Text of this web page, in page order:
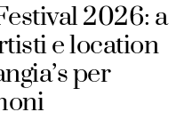
2026: a
e location
per